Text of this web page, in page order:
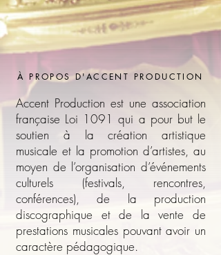
À PROPOS D'ACCENT PRODUCTION
Accent Production est une association
française Loi 1091 qui a pour but le
soutien à la création artistique
musicale et la promotion d’artistes, au
moyen de l’organisation d’événements
culturels (festivals, rencontres,
conférences), de la production
discographique et de la vente de
prestations musicales pouvant avoir un
caractère pédagogique.